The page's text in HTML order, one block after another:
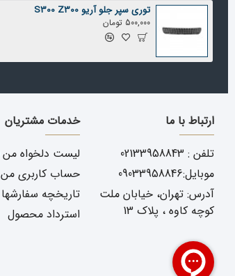
توری سپر جلو آریو S300 Z300
500,000 تومان
ارتباط با ما
تلفن : 02133958843
موبایل:09033958846
آدرس: تهران، خیابان ملت
کوچه کاوه ، پلاک 13
خدمات مشتریان
لیست دلخواه من
حساب کاربری من
تاریخچه سفارشها
استرداد محصول